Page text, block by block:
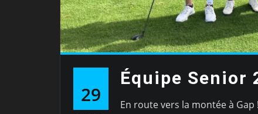
29
Équipe Senior
En route vers la montée à Gap !